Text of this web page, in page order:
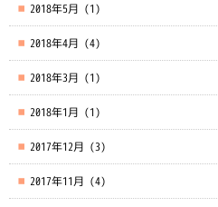
2018年5月 (1)
2018年4月 (4)
2018年3月 (1)
2018年1月 (1)
2017年12月 (3)
2017年11月 (4)